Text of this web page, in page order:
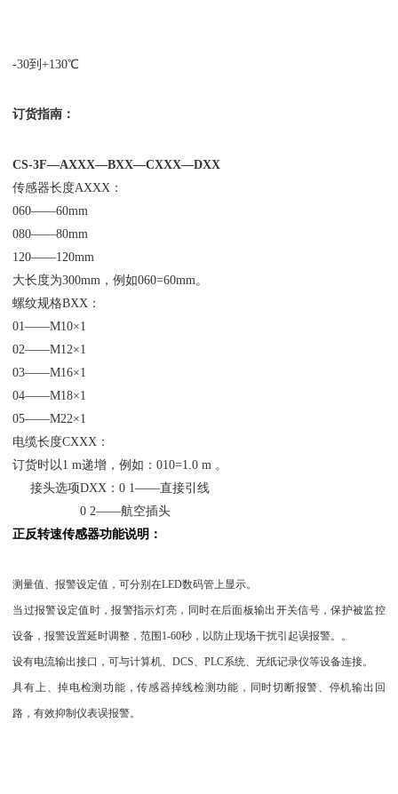
-30到+130℃
订货指南：
CS-3F—AXXX—BXX—CXXX—DXX
传感器长度AXXX：
060——60mm
080——80mm
120——120mm
大长度为300mm，例如060=60mm。
螺纹规格BXX：
01——M10×1
02——M12×1
03——M16×1
04——M18×1
05——M22×1
电缆长度CXXX：
订货时以1 m递增，例如：010=1.0 m 。
接头选项DXX：0 1——直接引线
0 2——航空插头
正反转速传感器功能说明：
测量值、报警设定值，可分别在LED数码管上显示。
当过报警设定值时，报警指示灯亮，同时在后面板输出开关信号，保护被监控
设备，报警设置延时调整，范围1-60秒，以防止现场干扰引起误报警。。
设有电流输出接口，可与计算机、DCS、PLC系统、无纸记录仪等设备连接。
具有上、掉电检测功能，传感器掉线检测功能，同时切断报警、停机输出回
路，有效抑制仪表误报警。